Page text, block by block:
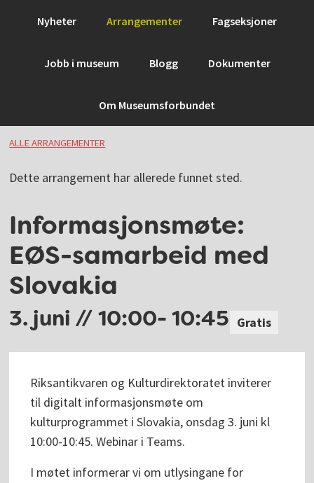
Nyheter Arrangementer Fagseksjoner
Jobb i museum Blogg Dokumenter
Om Museumsforbundet
ALLE ARRANGEMENTER
Dette arrangement har allerede funnet sted.
Informasjonsmøte:
EØS-samarbeid med
Slovakia
3. juni // 10:00-10:45 Gratis
Riksantikvaren og Kulturdirektoratet inviterer
til digitalt informasjonsmøte om
kulturprogrammet i Slovakia, onsdag 3. juni kl
10:00-10:45. Webinar i Teams.
I møtet informerar vi om utlysingane for